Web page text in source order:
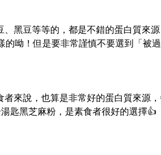
黑豆等等的，都是不錯的蛋白質來
呦！但是要非常謹慎不要選到「被
來說，也算是非常好的蛋白質來源
匙黑芝麻粉，是素食者很好的選擇👍